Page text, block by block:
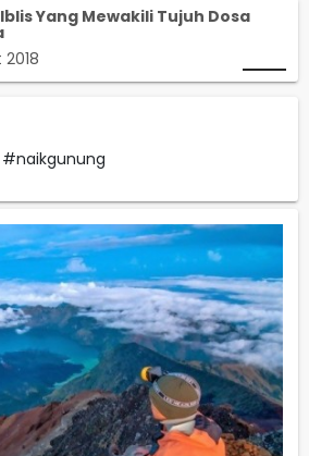
Yang Mewakili Tujuh Dosa